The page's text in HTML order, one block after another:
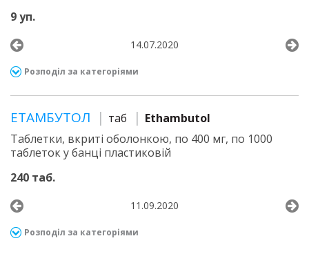
9 уп.
14.07.2020
Розподіл за категоріями
ЕТАМБУТОЛ таб
Ethambutol
Таблетки, вкриті оболонкою, по 400 мг, по 1000
таблеток у банці пластиковій
240 таб.
11.09.2020
Розподіл за категоріями